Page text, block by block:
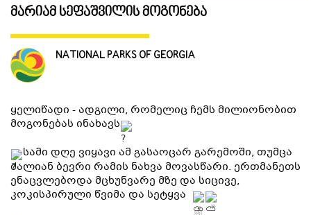
ᲒᲐᲜᲗᲐᲕᲡᲔᲑᲐ ᲓᲐ ᲙᲕᲔᲑᲐ
ᲡᲐᲧᲘᲓᲔᲚᲘ ᲜᲘᲕᲗᲔᲑᲘ
ᲒᲖᲐᲛᲙᲕᲚᲔᲕᲘ
მარიამ სეფაშვილის მოგონება
NATIONAL PARKS OF GEORGIA
ყელიწადი - ადგილი, რომელიც ჩემს მილიონობით
მოგონებას ინახავს
სამი დღე ვიყავი ამ გასაოცარ გარემოში, თუმცა
ძალიან ბევრი რამის ნახვა მოვასწარი. ერთმანეთს
ენაცვლებოდა მცხუნვარე მზე და სიცივე,
კოკისპირული წვიმა და სეტყვა